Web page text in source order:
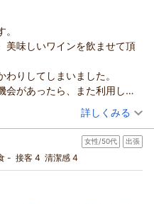
前をご宿泊いただき、
選びいただき大変光栄に存
テル自慢の朝食につきまし
葉をいただき、
ります。
できるよう努めてまいりま
美味しいワインを飲ませて頂
りしてしまいました。
会があったら、また利用した
（投稿日：2026/08/05）
ビジネス・レジャー・一人旅に
朝のみ
たり/税込)
詳しくみる
女性/50代 出張
- 接客 4 清潔感 4